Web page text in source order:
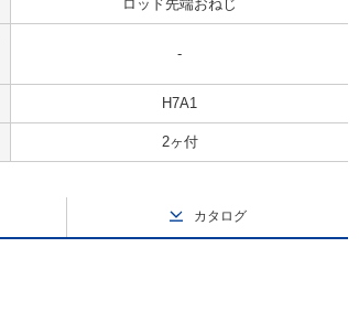
ロッド先端おねじ
-
H7A1
2ヶ付
カタログ